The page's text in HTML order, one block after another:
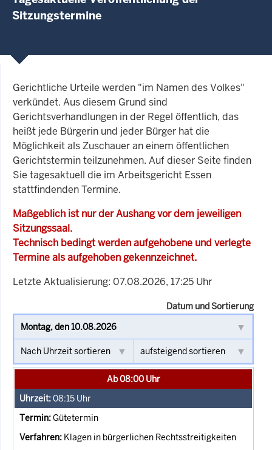
Sitzungstermine
Gerichtliche Urteile werden "im Namen des Volkes"
verkündet. Aus diesem Grund sind
Gerichtsverhandlungen in der Regel öffentlich, das
heißt jede Bürgerin und jeder Bürger hat die
Möglichkeit als Zuschauer an einem öffentlichen
Gerichtstermin teilzunehmen. Auf dieser Seite finden
Sie tagesaktuell die im Arbeitsgericht Essen
stattfindenden Termine.
Maßgeblich ist nur der Aushang vor dem jeweiligen
Sitzungssaal.
Technisch bedingt werden aufgehobene und verlegte
Termine als aufgehoben gekennzeichnet.
Letzte Aktualisierung: 07.08.2026, 17:25 Uhr
Datum und Sortierung
Ab 08:00 Uhr
08:15 Uhr
Gütetermin
Klagen in bürgerlichen Rechtsstreitigkeiten